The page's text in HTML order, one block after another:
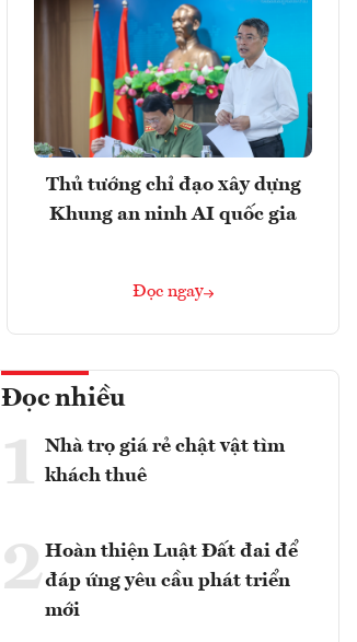
Thủ tướng chỉ đạo xây dựng
Khung an ninh AI quốc gia
Đọc ngay
Đọc nhiều
1 Nhà trọ giá rẻ chật vật tìm
khách thuê
2Hoàn thiện Luật Đất đai để
đáp ứng yêu cầu phát triển
mới